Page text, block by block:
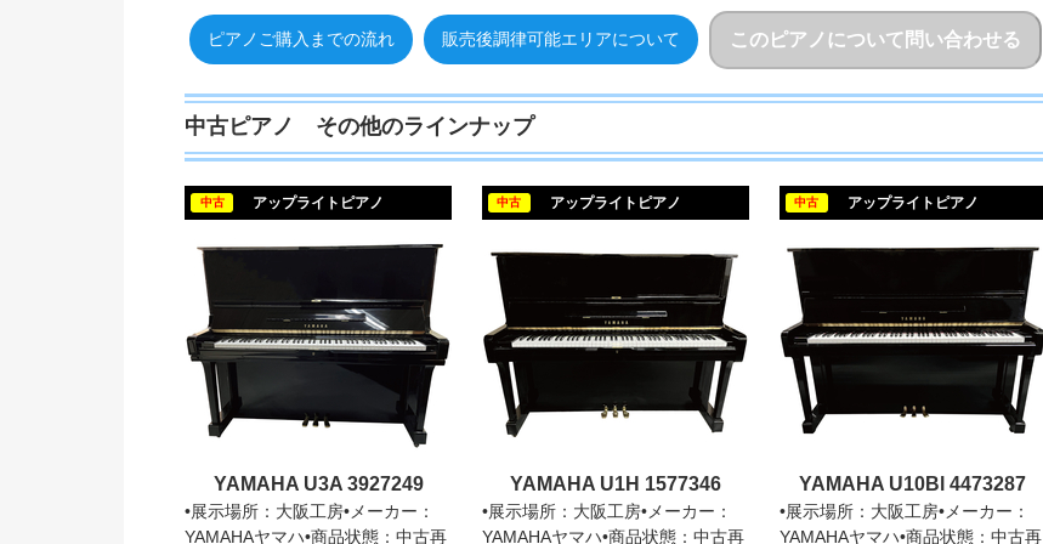
ピアノご購入までの流れ 販売後調律可能エリアについて このピアノについて問い合わせる
中古ピアノ その他のラインナップ
アップライトピアノ
中古
YAMAHA U3A 3927249
•展示場所：大阪工房•メーカー：
YAMAHAヤマハ•商品状態：中古再
YAMAHA U3A 3927249
アップライトピアノ
中古
YAMAHA U1H 1577346
•展示場所：大阪工房•メーカー：
YAMAHAヤマハ•商品状態：中古再
アップライトピアノ
中古
YAMAHA U10Bl 4473287
•展示場所：大阪工房•メーカー：
YAMAHAヤマハ•商品状態：中古再